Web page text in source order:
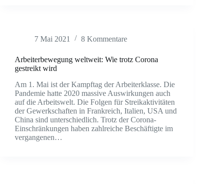
7 Mai 2021 8 Kommentare
Arbeiterbewegung weltweit: Wie trotz Corona
gestreikt wird
Am 1. Mai ist der Kampftag der Arbeiterklasse. Die
Pandemie hatte 2020 massive Auswirkungen auch
auf die Arbeitswelt. Die Folgen für Streikaktivitäten
der Gewerkschaften in Frankreich, Italien, USA und
China sind unterschiedlich. Trotz der Corona-
Einschränkungen haben zahlreiche Beschäftigte im
vergangenen…